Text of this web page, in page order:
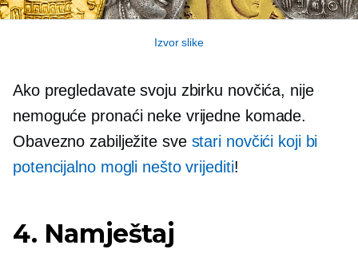
Izvor slike
Ako pregledavate svoju zbirku novčića, nije
nemoguće pronaći neke vrijedne komade.
Obavezno zabilježite sve stari novčići koji bi
potencijalno mogli nešto vrijediti!
4. Namještaj